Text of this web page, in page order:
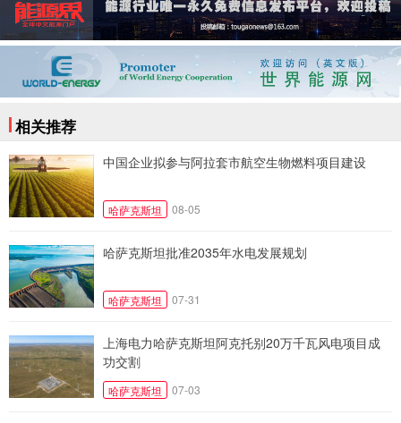
相关推荐
中国企业拟参与阿拉套市航空生物燃料项目建设
哈萨克斯坦 08-05
哈萨克斯坦批准2035年水电发展规划
哈萨克斯坦 07-31
上海电力哈萨克斯坦阿克托别20万千瓦风电项目成
功交割
哈萨克斯坦 07-03